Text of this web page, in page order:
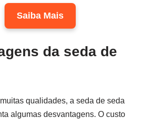
Saiba Mais
da seda de
qualidades, a seda de seda
algumas desvantagens. O custo